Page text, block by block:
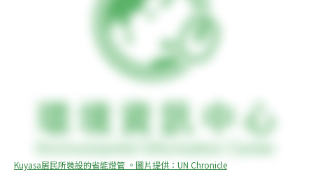
Kuyasa居民所裝設的省能燈管 。圖片提供：UN Chronicle